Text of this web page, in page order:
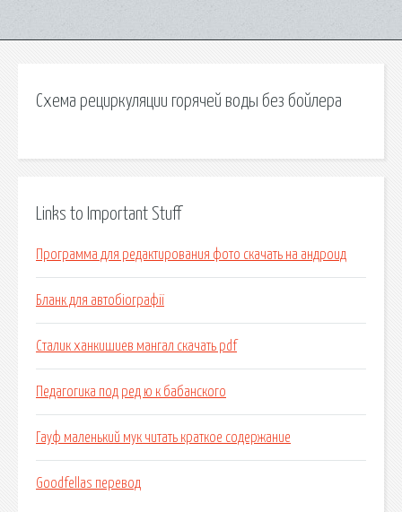
Схема рециркуляции горячей воды без бойлера
Links to Important Stuff
Программа для редактирования фото скачать на андроид
Бланк для автобіографії
Сталик ханкишиев мангал скачать pdf
Педагогика под ред ю к бабанского
Гауф маленький мук читать краткое содержание
Goodfellas перевод